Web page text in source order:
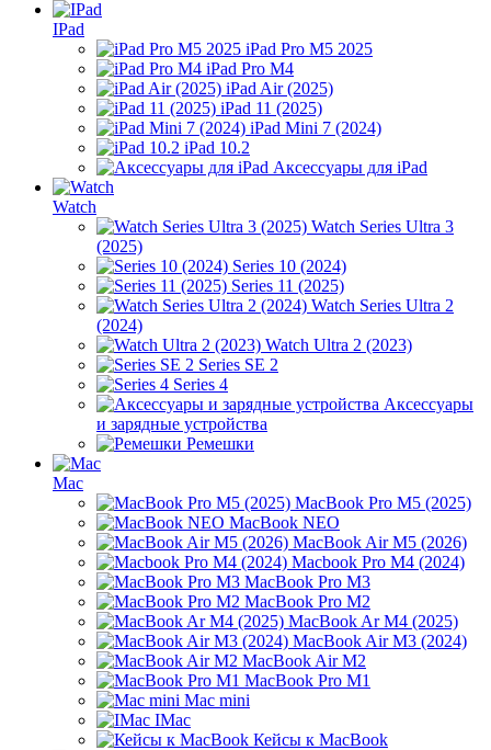
IPad
iPad Pro M5 2025
iPad Pro M4
iPad Air (2025)
iPad 11 (2025)
iPad Mini 7 (2024)
iPad 10.2
Аксессуары для iPad
Watch
Watch Series Ultra 3
(2025)
Series 10 (2024)
Series 11 (2025)
Watch Series Ultra 2
(2024)
Watch Ultra 2 (2023)
Series SE 2
Series 4
Аксессуары
и зарядные устройства
Ремешки
Mac
MacBook Pro M5 (2025)
MacBook NEO
MacBook Air M5 (2026)
Macbook Pro M4 (2024)
MacBook Pro M3
MacBook Pro M2
MacBook Ar M4 (2025)
MacBook Air M3 (2024)
MacBook Air M2
MacBook Pro M1
Mac mini
IMac
Кейсы к MacBook